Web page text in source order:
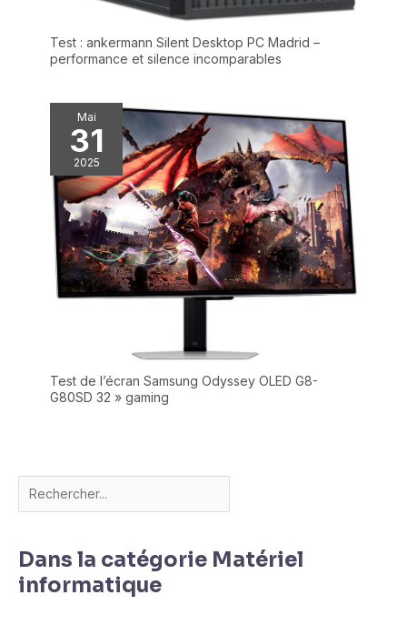
Test : ankermann Silent Desktop PC Madrid –
performance et silence incomparables
Mai
31
2025
Test de l’écran Samsung Odyssey OLED G8-
G80SD 32 » gaming
Dans la catégorie Matériel
informatique